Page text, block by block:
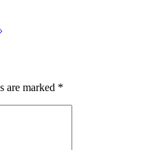
are marked *